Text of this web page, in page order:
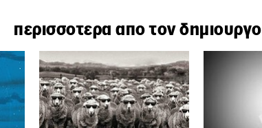
περισσοτερα απο τον δημιουργο